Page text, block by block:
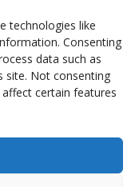
technologies like
Consenting
data such as
site. Not consenting
certain features
objednávky, dresy se
vaši skvělou práci!!!,